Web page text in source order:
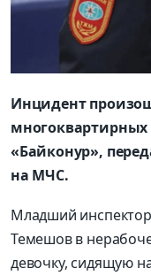
Инцидент
«Байконур»,
на МЧС.
Младший
Темешов в
девочку, сидящую